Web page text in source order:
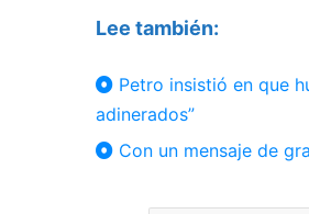
Lee también:
Petro insistió en que
adinerados”
Con un mensaje de